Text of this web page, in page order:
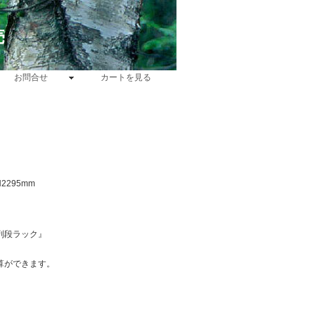
お問合せ
カートを見る
ラック』
できます。